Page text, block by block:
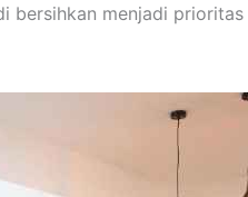
menjadi